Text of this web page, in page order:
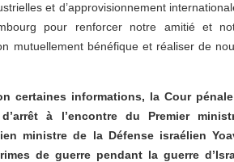
et d’approvisionnement
pour renforcer notre amitié et
mutuellement bénéfique et réaliser de
certaines informations, la Cour
à l’encontre du Premier
ministre de la Défense israélien
de guerre pendant la guerre